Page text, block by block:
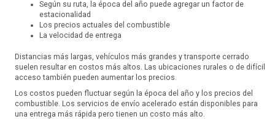
Según su ruta, la época del año puede agregar un factor de
estacionalidad
Los precios actuales del combustible
La velocidad de entrega
Distancias más largas, vehículos más grandes y transporte cerrado
suelen resultar en costos más altos. Las ubicaciones rurales o de difícil
acceso también pueden aumentar los precios.
Los costos pueden fluctuar según la época del año y los precios del
combustible. Los servicios de envío acelerado están disponibles para
una entrega más rápida pero tienen un costo más alto.